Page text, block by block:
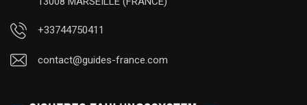
+33744750411
contact@guides-france.com